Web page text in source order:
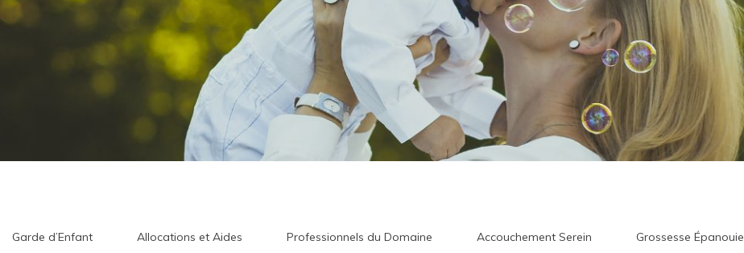
Garde d’Enfant Allocations et Aides Professionnels du Domaine Accouchement Serein Grossesse Épanouie